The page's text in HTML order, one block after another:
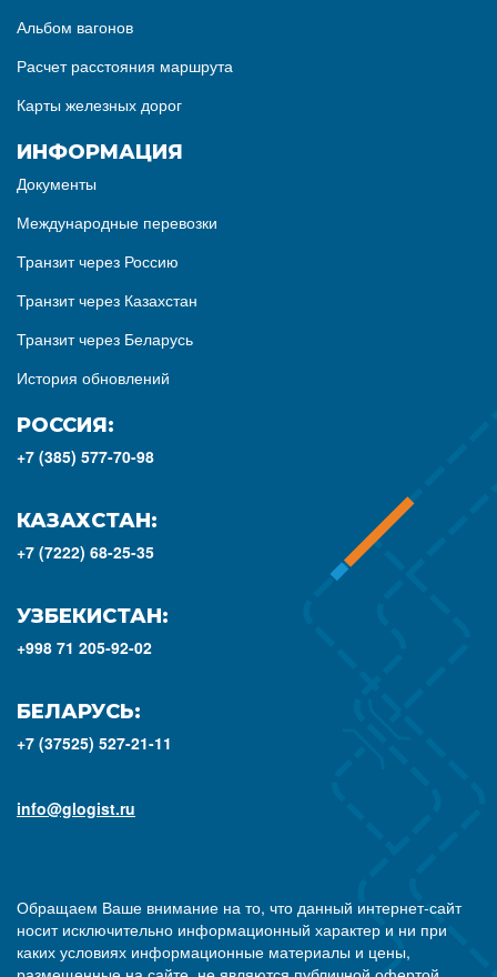
Альбом вагонов
Расчет расстояния маршрута
Карты железных дорог
ИНФОРМАЦИЯ
Документы
Международные перевозки
Транзит через Россию
Транзит через Казахстан
Транзит через Беларусь
История обновлений
РОССИЯ:
+7 (385) 577-70-98
КАЗАХСТАН:
+7 (7222) 68-25-35
УЗБЕКИСТАН:
+998 71 205-92-02
БЕЛАРУСЬ:
+7 (37525) 527-21-11
info@glogist.ru
Обращаем Ваше внимание на то, что данный интернет-сайт
носит исключительно информационный характер и ни при
каких условиях информационные материалы и цены,